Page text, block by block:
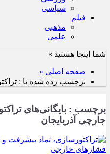
سیاسی
فیلم
مذهبی
علمی
شما اینجا هستید »
صفحه اصلی »
برچسب زده شده با :
برچسب : بایگانی‌های
جارچی آذربایجان